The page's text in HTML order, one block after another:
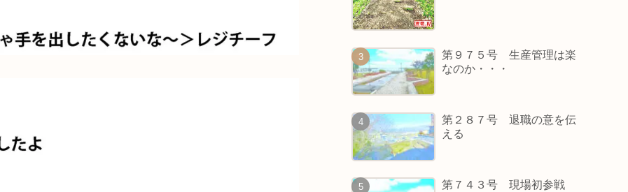
第９７５号 生産管理は楽
なのか・・・
第２８７号 退職の意を伝
える
第７４３号 現場初参戦